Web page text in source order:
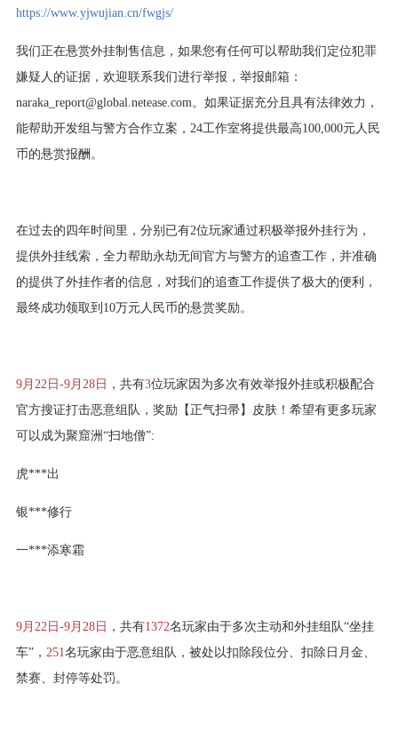
https://www.yjwujian.cn/fwgjs/
我们正在悬赏外挂制售信息，如果您有任何可以帮助我们定位犯罪
嫌疑人的证据，欢迎联系我们进行举报，举报邮箱：
naraka_report@global.netease.com。如果证据充分且具有法律效力，
能帮助开发组与警方合作立案，24工作室将提供最高100,000元人民
币的悬赏报酬。
在过去的四年时间里，分别已有2位玩家通过积极举报外挂行为，
提供外挂线索，全力帮助永劫无间官方与警方的追查工作，并准确
的提供了外挂作者的信息，对我们的追查工作提供了极大的便利，
最终成功领取到10万元人民币的悬赏奖励。
9月22日-9月28日 ，共有3位玩家因为多次有效举报外挂或积极配合
官方搜证打击恶意组队，奖励【正气扫帚】皮肤！希望有更多玩家
可以成为聚窟洲“扫地僧”:
虎***出
银***修行
一***添寒霜
9月22日-9月28日 ，共有1372名玩家由于多次主动和外挂组队“坐挂
车”， 251名玩家由于恶意组队，被处以扣除段位分、扣除日月金、
禁赛、封停等处罚。